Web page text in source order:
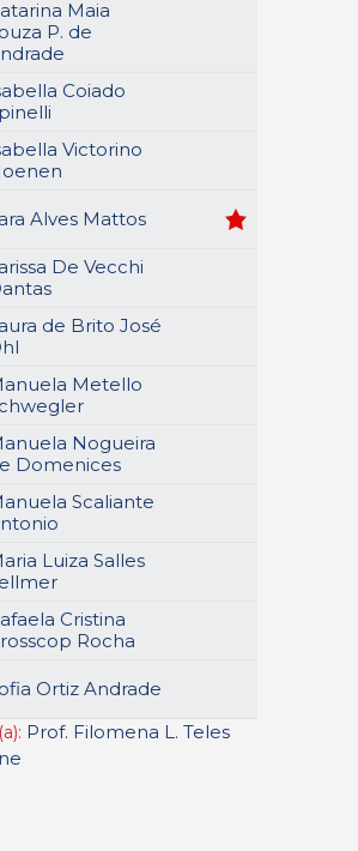
Maia
P. de
Coiado
Victorino
Alves Mattos
De Vecchi
de Brito José
Metello
Nogueira
Domenices
Scaliante
Luiza Salles
Cristina
Rocha
Ortiz Andrade
Prof. Filomena L. Teles